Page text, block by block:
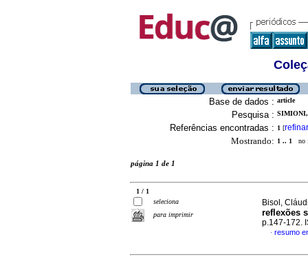
Base de dados : article
Pesquisa :
Referências encontradas : 1 [refinar
Mostrando: 1 .. 1 no
página 1 de 1
1 / 1
seleciona
para imprimir
Bisol,
reflexões
p.147-172.
· resumo